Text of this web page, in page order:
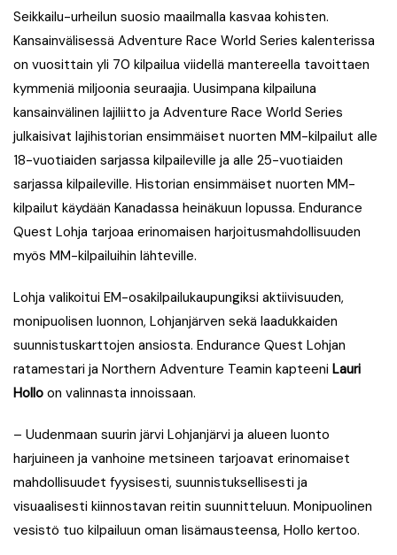
Seikkailu-urheilun suosio maailmalla kasvaa kohisten.
Kansainvälisessä Adventure Race World Series kalenterissa
on vuosittain yli 70 kilpailua viidellä mantereella tavoittaen
kymmeniä miljoonia seuraajia. Uusimpana kilpailuna
kansainvälinen lajiliitto ja Adventure Race World Series
julkaisivat lajihistorian ensimmäiset nuorten MM-kilpailut alle
18-vuotiaiden sarjassa kilpaileville ja alle 25-vuotiaiden
sarjassa kilpaileville. Historian ensimmäiset nuorten MM-
kilpailut käydään Kanadassa heinäkuun lopussa. Endurance
Quest Lohja tarjoaa erinomaisen harjoitusmahdollisuuden
myös MM-kilpailuihin lähteville.
Lohja valikoitui EM-osakilpailukaupungiksi aktiivisuuden,
monipuolisen luonnon, Lohjanjärven sekä laadukkaiden
suunnistuskarttojen ansiosta. Endurance Quest Lohjan
ratamestari ja Northern Adventure Teamin kapteeni Lauri
Hollo on valinnasta innoissaan.
– Uudenmaan suurin järvi Lohjanjärvi ja alueen luonto
harjuineen ja vanhoine metsineen tarjoavat erinomaiset
mahdollisuudet fyysisesti, suunnistuksellisesti ja
visuaalisesti kiinnostavan reitin suunnitteluun. Monipuolinen
vesistö tuo kilpailuun oman lisämausteensa, Hollo kertoo.